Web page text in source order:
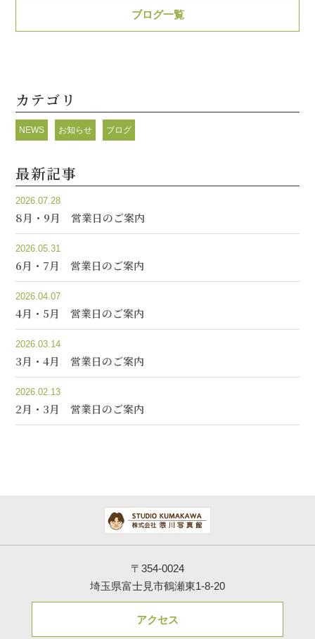
ブログ一覧
カテゴリ
NEWS お知らせ ブログ
最新記事
2026.07.28
8月・9月 営業日のご案内
2026.05.31
6月・7月 営業日のご案内
2026.04.07
4月・5月 営業日のご案内
2026.03.14
3月・4月 営業日のご案内
2026.02.13
2月・3月 営業日のご案内
〒354-0024
埼玉県富士見市鶴瀬東1-8-20
アクセス